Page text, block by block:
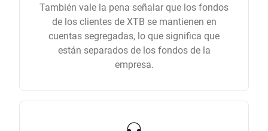
También vale la pena señalar que los fondos
de los clientes de XTB se mantienen en
cuentas segregadas, lo que significa que
están separados de los fondos de la
empresa.